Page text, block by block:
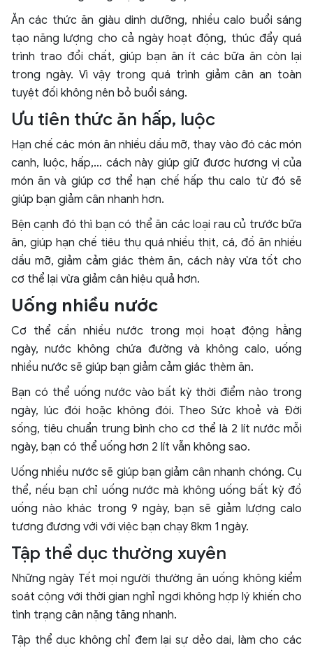
Ăn các thức ăn giàu dinh dưỡng, nhiều calo buổi sáng
tạo năng lượng cho cả ngày hoạt động, thúc đẩy quá
trình trao đổi chất, giúp bạn ăn ít các bữa ăn còn lại
trong ngày. Vì vậy trong quá trình giảm cân an toàn
tuyệt đối không nên bỏ buổi sáng.
Ưu tiên thức ăn hấp, luộc
Hạn chế các món ăn nhiều dầu mỡ, thay vào đó các món
canh, luộc, hấp,… cách này giúp giữ được hương vị của
món ăn và giúp cơ thể hạn chế hấp thu calo từ đó sẽ
giúp bạn giảm cân nhanh hơn.
Bện cạnh đó thì bạn có thể ăn các loại rau củ trước bữa
ăn, giúp hạn chế tiêu thụ quá nhiều thịt, cá, đồ ăn nhiều
dầu mỡ, giảm cảm giác thèm ăn, cách này vừa tốt cho
cơ thể lại vừa giảm cân hiệu quả hơn.
Uống nhiều nước
Cơ thể cần nhiều nước trong mọi hoạt động hằng
ngày, nước không chứa đường và không calo, uống
nhiều nước sẽ giúp bạn giảm cảm giác thèm ăn.
Bạn có thể uống nước vào bất kỳ thời điểm nào trong
ngày, lúc đói hoặc không đói. Theo Sức khoẻ và Đời
sống, tiêu chuẩn trung bình cho cơ thể là 2 lít nước mỗi
ngày, bạn có thể uống hơn 2 lít vẫn không sao.
Uống nhiều nước sẽ giúp bạn giảm cân nhanh chóng. Cụ
thể, nếu bạn chỉ uống nước mà không uống bất kỳ đồ
uống nào khác trong 9 ngày, bạn sẽ giảm lượng calo
tương đương với với việc bạn chạy 8km 1 ngày.
Tập thể dục thường xuyên
Những ngày Tết mọi người thường ăn uống không kiểm
soát cộng với thời gian nghỉ ngơi không hợp lý khiến cho
tình trạng cân nặng tăng nhanh.
Tập thể dục không chỉ đem lại sự dẻo dai, làm cho các